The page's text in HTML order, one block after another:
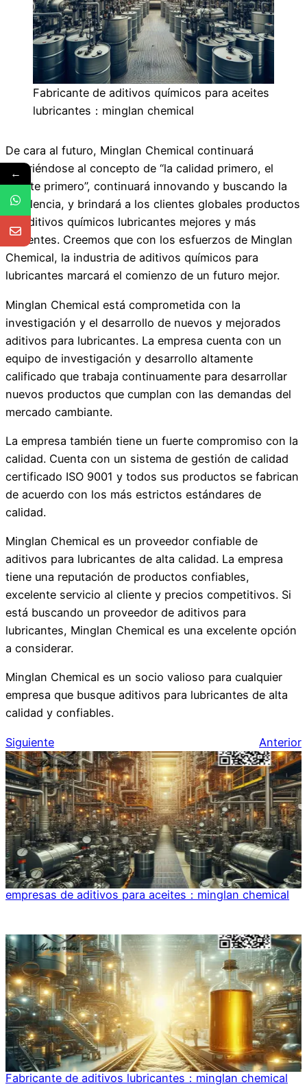
Fabricante de aditivos químicos para aceites
lubricantes：minglan chemical
De cara al futuro, Minglan Chemical continuará
adhiriéndose al concepto de “la calidad primero, el
cliente primero”, continuará innovando y buscando la
excelencia, y brindará a los clientes globales productos
de aditivos químicos lubricantes mejores y más
eficientes. Creemos que con los esfuerzos de Minglan
Chemical, la industria de aditivos químicos para
lubricantes marcará el comienzo de un futuro mejor.
Minglan Chemical está comprometida con la
investigación y el desarrollo de nuevos y mejorados
aditivos para lubricantes. La empresa cuenta con un
equipo de investigación y desarrollo altamente
calificado que trabaja continuamente para desarrollar
nuevos productos que cumplan con las demandas del
mercado cambiante.
La empresa también tiene un fuerte compromiso con la
calidad. Cuenta con un sistema de gestión de calidad
certificado ISO 9001 y todos sus productos se fabrican
de acuerdo con los más estrictos estándares de
calidad.
Minglan Chemical es un proveedor confiable de
aditivos para lubricantes de alta calidad. La empresa
tiene una reputación de productos confiables,
excelente servicio al cliente y precios competitivos. Si
está buscando un proveedor de aditivos para
lubricantes, Minglan Chemical es una excelente opción
a considerar.
Minglan Chemical es un socio valioso para cualquier
empresa que busque aditivos para lubricantes de alta
calidad y confiables.
Siguiente Anterior
empresas de aditivos para aceites：minglan chemical
Fabricante de aditivos lubricantes：minglan chemical
←